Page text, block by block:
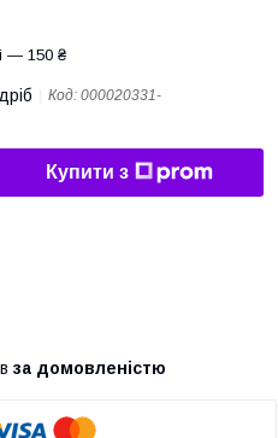
— 150 ₴
Код: 000020331-
Купити з
за домовленістю